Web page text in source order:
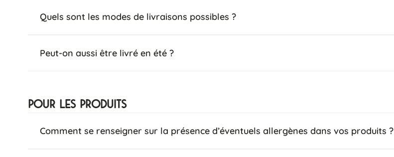
Quels sont les modes de livraisons possibles ?
Peut-on aussi être livré en été ?
Pour les produits
Comment se renseigner sur la présence d’éventuels allergènes dans vos produits ?